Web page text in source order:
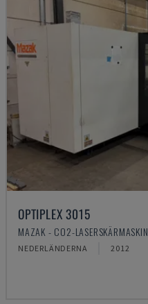
OPTIPLEX 3015
MAZAK - CO2-LASERSKÄRMASKIN
NEDERLÄNDERNA 2012